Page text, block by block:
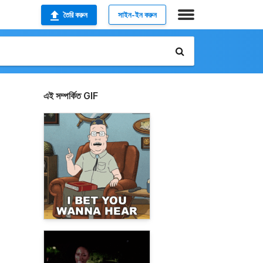
তৈরি করুন সাইন-ইন করুন
এই সম্পর্কিত GIF